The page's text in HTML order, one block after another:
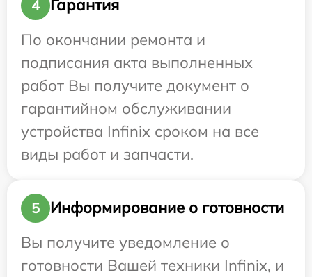
4
Гарантия
По окончании ремонта и
подписания акта выполненных
работ Вы получите документ о
гарантийном обслуживании
устройства Infinix сроком на все
виды работ и запчасти.
5
Информирование о готовности
Вы получите уведомление о
готовности Вашей техники Infinix, и